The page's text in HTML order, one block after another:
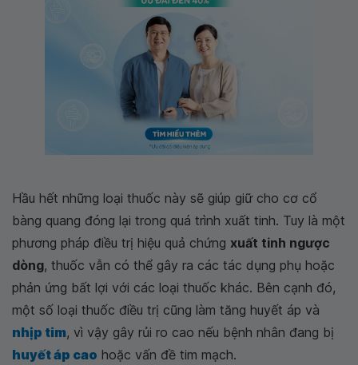
Hầu hết những loại thuốc này sẽ giúp giữ cho cơ cổ
bàng quang đóng lại trong quá trình xuất tinh. Tuy là một
phương pháp điều trị hiệu quả chứng xuất tinh ngược
dòng, thuốc vẫn có thể gây ra các tác dụng phụ hoặc
phản ứng bất lợi với các loại thuốc khác. Bên cạnh đó,
một số loại thuốc điều trị cũng làm tăng huyết áp và
nhịp tim, vì vậy gây rủi ro cao nếu bệnh nhân đang bị
huyết áp cao hoặc vấn đề tim mạch.